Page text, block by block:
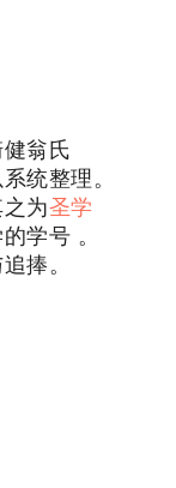
翁氏
统整理。
为圣学
学号 。
捧。